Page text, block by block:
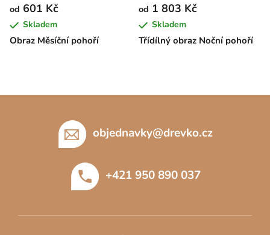
Obraz Měsíční pohoří
od 601 Kč
Skladem
Třídílný obraz Noční pohoří
od 1 803 Kč
Skladem
objednavky@drevko.cz
+421 950 890 037